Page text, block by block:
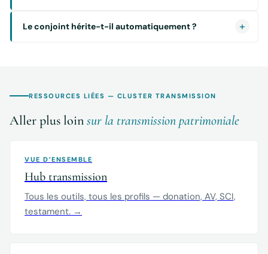
Le conjoint hérite-t-il automatiquement ?
RESSOURCES LIÉES — CLUSTER TRANSMISSION
Aller plus loinsur la transmission patrimoniale
VUE D’ENSEMBLE
Hub transmission
Tous les outils, tous les profils — donation, AV, SCI,
testament. →